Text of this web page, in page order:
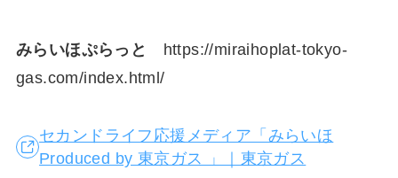
みらいほぷらっと
https://miraihoplat-tokyo-
gas.com/index.html/
セカンドライフ応援メディア「みらいほ
Produced by 東京ガス 」｜東京ガス